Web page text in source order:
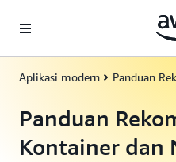
Aplikasi modern Panduan
Panduan
Kontainer dan